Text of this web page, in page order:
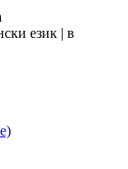
език | в